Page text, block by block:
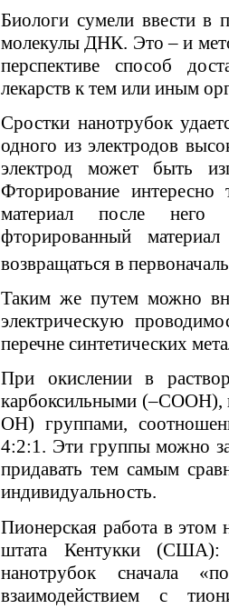
Биологи сумели ввести в
молекулы ДНК. Это – и
перспективе способ
лекарств к тем или иным
Сростки нанотрубок
одного из электродов
электрод может быть
Фторирование
материал после него
фторированный
возвращаться в
Таким же путем можно
электрическую
перечне синтетических
При окислении в
карбоксильными (–СООН),
ОН) группами,
4:2:1. Эти группы можно
придавать тем самым
индивидуальность.
Пионерская работа в этом
штата Кентукки (США):
нанотрубок сначала
взаимодействием с